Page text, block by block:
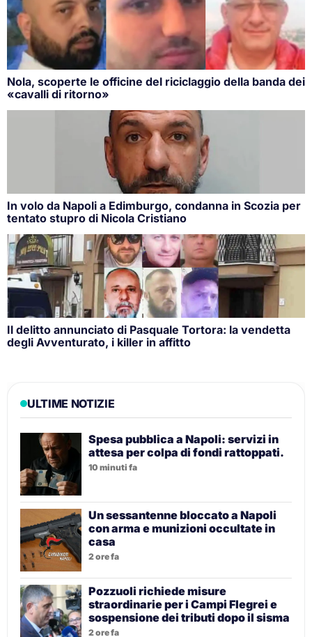
Nola, scoperte le officine del riciclaggio della banda dei
«cavalli di ritorno»
In volo da Napoli a Edimburgo, condanna in Scozia per
tentato stupro di Nicola Cristiano
Il delitto annunciato di Pasquale Tortora: la vendetta
degli Avventurato, i killer in affitto
ULTIME NOTIZIE
Spesa pubblica a Napoli: servizi in
attesa per colpa di fondi rattoppati.
10 minuti fa
Un sessantenne bloccato a Napoli
con arma e munizioni occultate in
casa
2 ore fa
Pozzuoli richiede misure
straordinarie per i Campi Flegrei e
sospensione dei tributi dopo il sisma
2 ore fa